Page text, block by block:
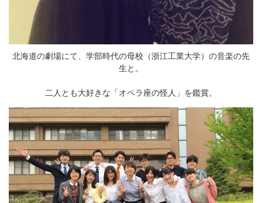
北海道の劇場にて、学部時代の母校（浙江工業大学）の音楽の先
生と。
二人とも大好きな「オペラ座の怪人」を鑑賞。